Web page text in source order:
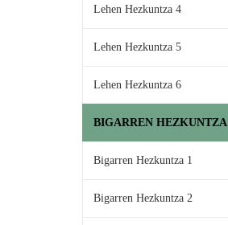
Lehen Hezkuntza 4
Lehen Hezkuntza 5
Lehen Hezkuntza 6
BIGARREN HEZKUNTZA
Bigarren Hezkuntza 1
Bigarren Hezkuntza 2